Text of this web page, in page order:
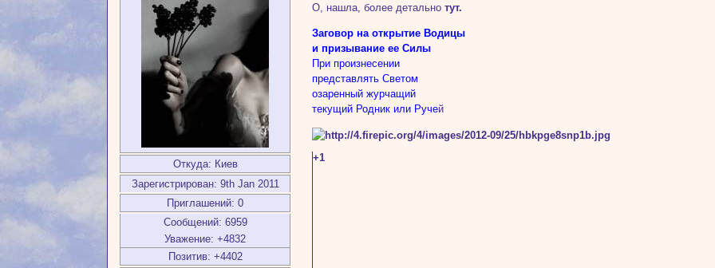
Откуда: Киев
Зарегистрирован: 9th Jan 2011
Приглашений: 0
Сообщений: 6959
Уважение: +4832
Позитив: +4402
О, нашла, более детальнотут.
Заговор на открытие Водицы
и призывание ее Силы
При произнесении
представлять Светом
озаренный журчащий
текущий Родник или Ручей
+1